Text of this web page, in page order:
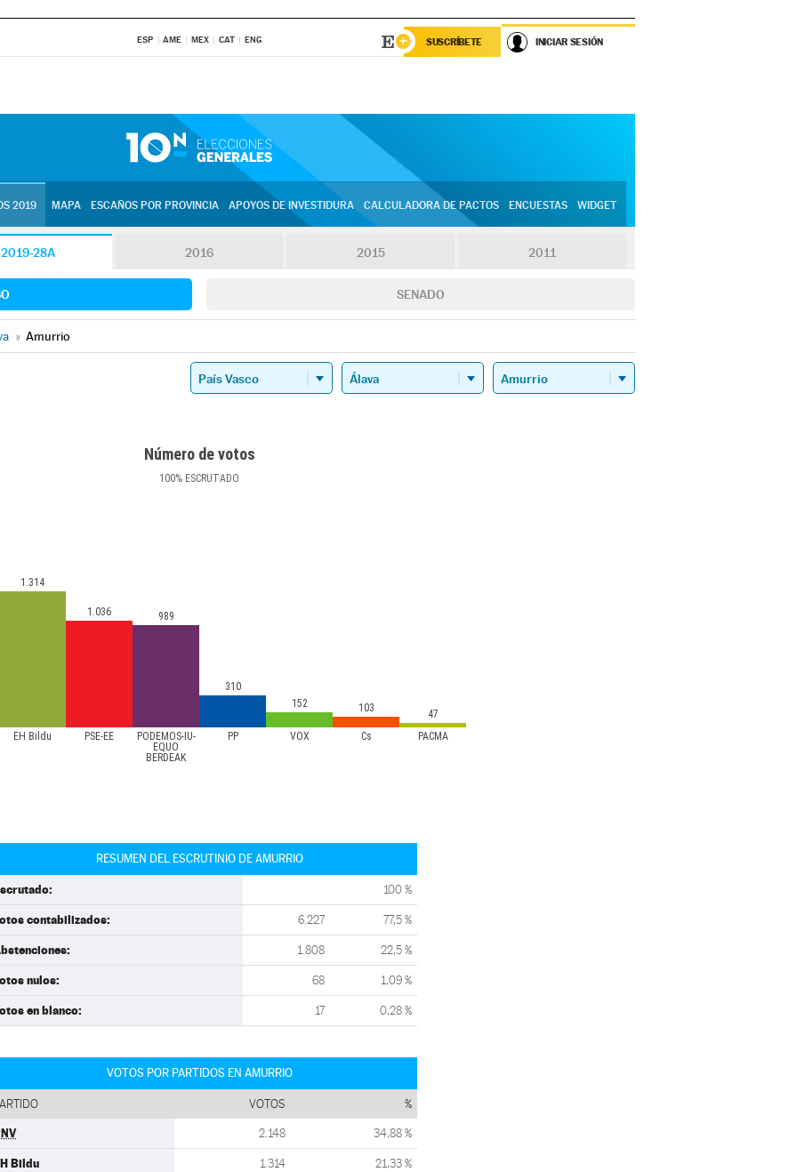
ESP AME MEX CAT ENG SUSCRÍBETE INICIAR SESIÓN
2019 MAPA ESCAÑOS POR PROVINCIA APOYOS DE INVESTIDURA CALCULADORA DE PACTOS ENCUESTAS WIDGET
2019-28A 2016 2015 2011
SENADO
» Amurrio
Número de votos
100% ESCRUTADO
EH Bildu PSE-EE
PODEMOS-IU-
EQUO
BERDEAK
PP VOX Cs PACMA
1.314
1.036 989
310
152
103 47
RESUMEN DEL ESCRUTINIO DE AMURRIO
100 %
contabilizados: 6.227 77,5 %
1.808 22,5 %
nulos: 68 1,09 %
en blanco: 17 0,28 %
VOTOS POR PARTIDOS EN AMURRIO
VOTOS %
2.148 34,88 %
Bildu 1.314 21,33 %